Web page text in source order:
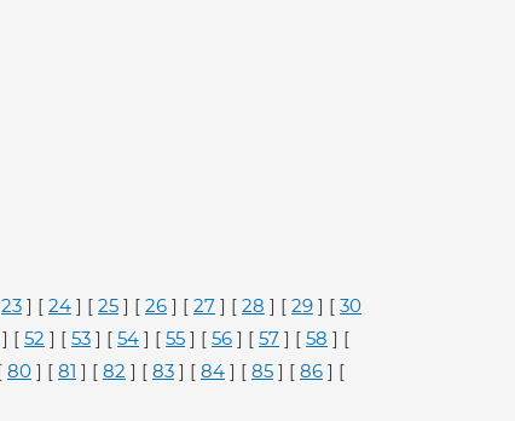
23 ] [ 24 ] [ 25 ] [ 26 ] [ 27 ] [ 28 ] [ 29 ] [ 30
] [ 52 ] [ 53 ] [ 54 ] [ 55 ] [ 56 ] [ 57 ] [ 58 ] [
80 ] [ 81 ] [ 82 ] [ 83 ] [ 84 ] [ 85 ] [ 86 ] [